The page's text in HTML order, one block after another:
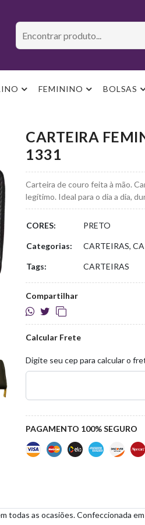
FEMININO BOLSAS
CARTEIRA
1331
Carteira de couro feita à mão.
legítimo. Ideal para o dia a dia,
CORES: PRETO
Categorias: CARTEIRAS,
Tags: CARTEIRAS
Compartilhar
Calcular Frete
Digite seu cep para calcular o
PAGAMENTO 100% SEGURO
todas as ocasiões. Confeccionada